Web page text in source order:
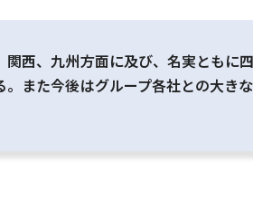
西、九州方面に及び、名実ともに
また今後はグループ各社との大き